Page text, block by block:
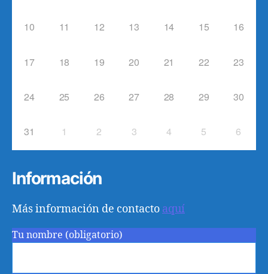
10 11 12 13 14 15 16
17 18 19 20 21 22 23
24 25 26 27 28 29 30
31 1 2 3 4 5 6
Información
Más información de contacto aquí
Tu nombre (obligatorio)